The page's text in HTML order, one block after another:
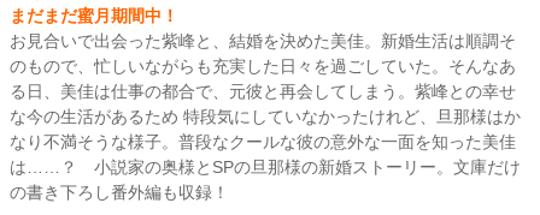
まだまだ蜜月期間中！
お見合いで出会った紫峰と、結婚を決めた美佳。新婚生活は順調そ
のもので、忙しいながらも充実した日々を過ごしていた。そんなあ
る日、美佳は仕事の都合で、元彼と再会してしまう。紫峰との幸せ
な今の生活があるため 特段気にしていなかったけれど、旦那様はか
なり不満そうな様子。普段なクールな彼の意外な一面を知った美佳
は……？ 小説家の奥様とSPの旦那様の新婚ストーリー。文庫だけ
の書き下ろし番外編も収録！